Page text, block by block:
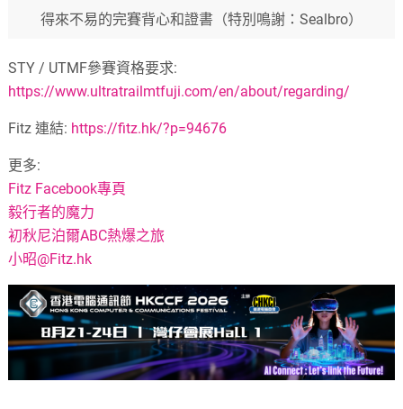
得來不易的完賽背心和證書（特別鳴謝：Sealbro）
STY / UTMF參賽資格要求:
https://www.ultratrailmtfuji.com/en/about/regarding/
Fitz 連結: https://fitz.hk/?p=94676
更多:
Fitz Facebook專頁
毅行者的魔力
初秋尼泊爾ABC熱爆之旅
小昭@Fitz.hk